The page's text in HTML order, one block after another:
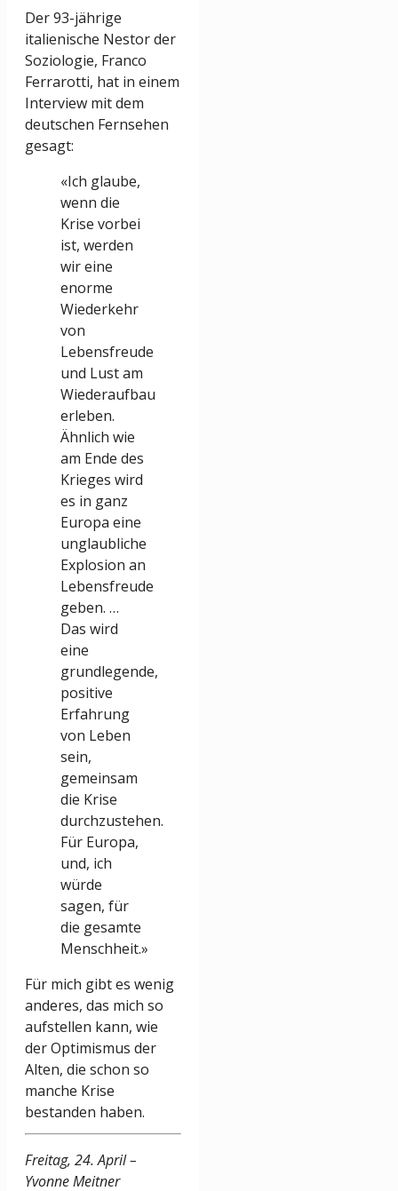
Der 93-jährige
italienische Nestor der
Soziologie, Franco
Ferrarotti, hat in einem
Interview mit dem
deutschen Fernsehen
gesagt:
«Ich glaube,
wenn die
Krise vorbei
ist, werden
wir eine
enorme
Wiederkehr
von
Lebensfreude
und Lust am
Wiederaufbau
erleben.
Ähnlich wie
am Ende des
Krieges wird
es in ganz
Europa eine
unglaubliche
Explosion an
Lebensfreude
geben. …
Das wird
eine
grundlegende,
positive
Erfahrung
von Leben
sein,
gemeinsam
die Krise
durchzustehen.
Für Europa,
und, ich
würde
sagen, für
die gesamte
Menschheit.»
Für mich gibt es wenig
anderes, das mich so
aufstellen kann, wie
der Optimismus der
Alten, die schon so
manche Krise
bestanden haben.
Freitag, 24. April –
Yvonne Meitner